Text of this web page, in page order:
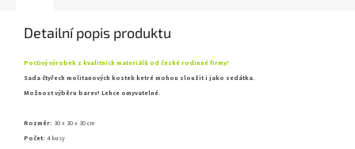
Detailní popis produktu
Poctivý výrobek z kvalitních materiálů od české rodinné firmy!
Sada čtyřech molitanových kostek ketré mohou sloužit i jako sedátka.
Možnost výběru barev! Lehce omyvatelné.
Rozměr: 30 x 30 x 30 cm
Počet: 4 kusy